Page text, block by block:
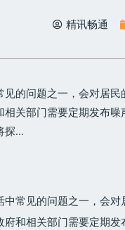
精讯畅通
见的问题之一，会对居
关部门需要定期发布
探...
中常见的问题之一，会
府和相关部门需要定期